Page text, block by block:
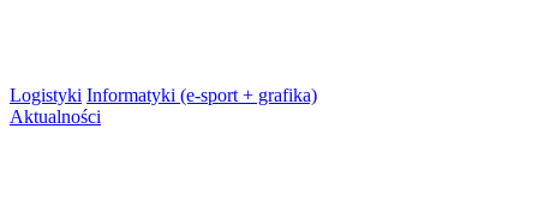
Logistyki Informatyki (e-sport + grafika)
Aktualności